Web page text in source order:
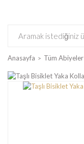
Anasayfa Tüm Abiyeler